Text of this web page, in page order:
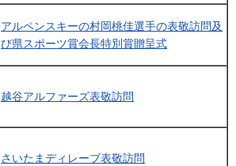
アルペンスキーの村岡桃佳選手の表敬訪問及
び県スポーツ賞会長特別賞贈呈式
越谷アルファーズ表敬訪問
さいたまディレーブ表敬訪問